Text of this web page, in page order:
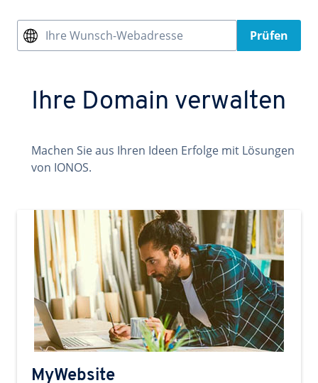
Ihre Wunsch-Webadresse Prüfen
Ihre Domain verwalten
Machen Sie aus Ihren Ideen Erfolge mit Lösungen
von IONOS.
MyWebsite